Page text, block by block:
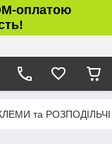
оплатою
та